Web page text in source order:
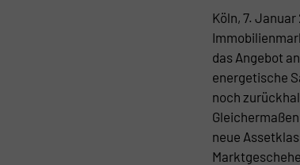
Köln, 7.
das Angebot
energetische
noch
neue